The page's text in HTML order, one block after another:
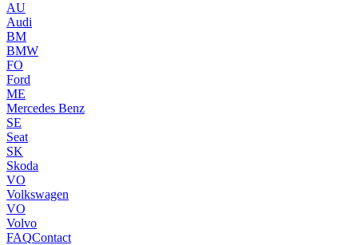
AU
Audi
BM
BMW
FO
Ford
ME
Mercedes Benz
SE
Seat
SK
Skoda
VO
Volkswagen
VO
Volvo
FAQContact